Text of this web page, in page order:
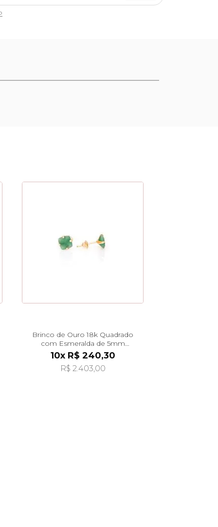
Brinco de Ouro 18k Quadrado
com Esmeralda de 5mm
br29490
10x R$ 240,30
R$ 2.403,00